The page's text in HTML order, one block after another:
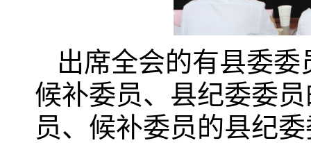
出席全会的有县委
候补委员、县纪委委
员、候补委员的县纪